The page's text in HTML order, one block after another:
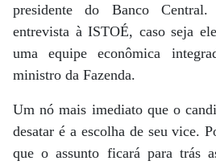
presidente do Banco
entrevista à ISTOÉ, caso seja
uma equipe econômica
ministro da Fazenda.
Um nó mais imediato que o
desatar é a escolha de seu vice.
que o assunto ficará para trás